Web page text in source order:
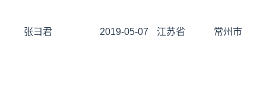
张彐君 2019-05-07 江苏省 常州市